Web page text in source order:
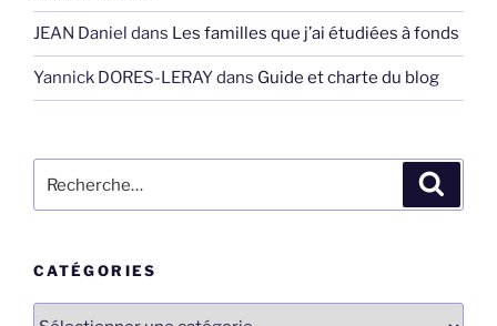
JEAN Daniel dans Les familles que j’ai étudiées à fonds
Yannick DORES-LERAYdans Guide et charte du blog
pour
CATÉGORIES
Catégories